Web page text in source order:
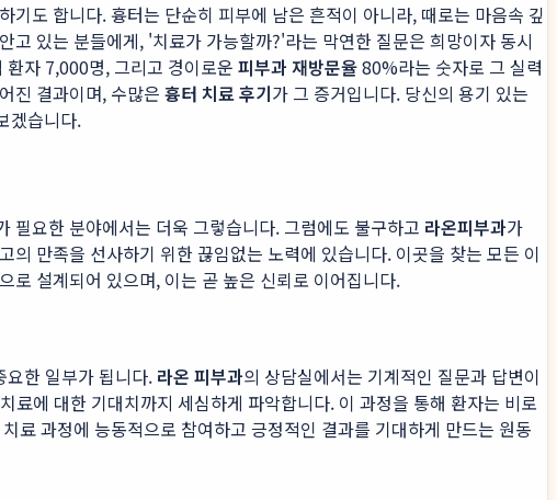
도 합니다. 흉터는 단순히 피부에 남은 흔적이 아니라, 때로는 마음속 깊
있는 분들에게, '치료가 가능할까?'라는 막연한 질문은 희망이자 동시
자 7,000명, 그리고 경이로운 피부과 재방문율80%라는 숫자로 그 실력
진 결과이며, 수많은 흉터 치료 후기가 그 증거입니다. 당신의 용기 있는
겠습니다.
필요한 분야에서는 더욱 그렇습니다. 그럼에도 불구하고 라온피부과가
만족을 선사하기 위한 끊임없는 노력에 있습니다. 이곳을 찾는 모든 이
로 설계되어 있으며, 이는 곧 높은 신뢰로 이어집니다.
한 일부가 됩니다. 라온 피부과의 상담실에서는 기계적인 질문과 답변이
에 대한 기대치까지 세심하게 파악합니다. 이 과정을 통해 환자는 비로
료 과정에 능동적으로 참여하고 긍정적인 결과를 기대하게 만드는 원동